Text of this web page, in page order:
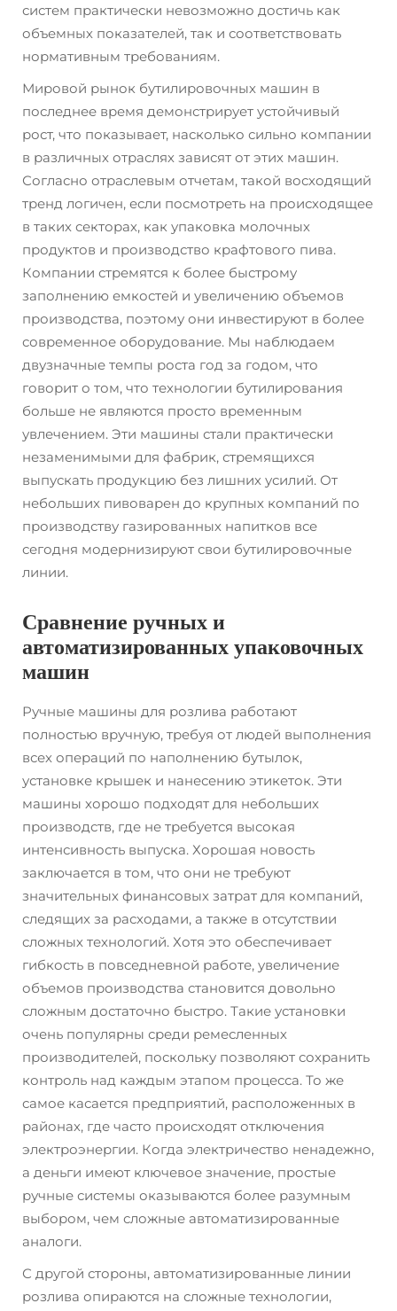
систем практически невозможно достичь как
объемных показателей, так и соответствовать
нормативным требованиям.
Мировой рынок бутилировочных машин в
последнее время демонстрирует устойчивый
рост, что показывает, насколько сильно компании
в различных отраслях зависят от этих машин.
Согласно отраслевым отчетам, такой восходящий
тренд логичен, если посмотреть на происходящее
в таких секторах, как упаковка молочных
продуктов и производство крафтового пива.
Компании стремятся к более быстрому
заполнению емкостей и увеличению объемов
производства, поэтому они инвестируют в более
современное оборудование. Мы наблюдаем
двузначные темпы роста год за годом, что
говорит о том, что технологии бутилирования
больше не являются просто временным
увлечением. Эти машины стали практически
незаменимыми для фабрик, стремящихся
выпускать продукцию без лишних усилий. От
небольших пивоварен до крупных компаний по
производству газированных напитков все
сегодня модернизируют свои бутилировочные
линии.
Сравнение ручных и
автоматизированных упаковочных
машин
Ручные машины для розлива работают
полностью вручную, требуя от людей выполнения
всех операций по наполнению бутылок,
установке крышек и нанесению этикеток. Эти
машины хорошо подходят для небольших
производств, где не требуется высокая
интенсивность выпуска. Хорошая новость
заключается в том, что они не требуют
значительных финансовых затрат для компаний,
следящих за расходами, а также в отсутствии
сложных технологий. Хотя это обеспечивает
гибкость в повседневной работе, увеличение
объемов производства становится довольно
сложным достаточно быстро. Такие установки
очень популярны среди ремесленных
производителей, поскольку позволяют сохранить
контроль над каждым этапом процесса. То же
самое касается предприятий, расположенных в
районах, где часто происходят отключения
электроэнергии. Когда электричество ненадежно,
а деньги имеют ключевое значение, простые
ручные системы оказываются более разумным
выбором, чем сложные автоматизированные
аналоги.
С другой стороны, автоматизированные линии
розлива опираются на сложные технологии,